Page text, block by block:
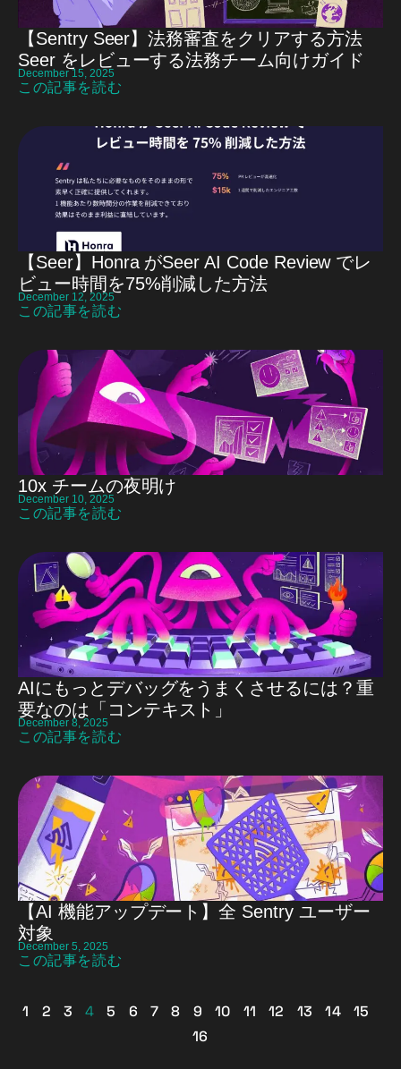
【Sentry Seer】法務審査をクリアする方法
Seer をレビューする法務チーム向けガイド
December 15, 2025
この記事を読む
【Seer】Honra がSeer AI Code Review でレ
ビュー時間を75%削減した方法
December 12, 2025
この記事を読む
10x チームの夜明け
December 10, 2025
この記事を読む
AIにもっとデバッグをうまくさせるには？重
要なのは「コンテキスト」
December 8, 2025
この記事を読む
【AI 機能アップデート】全 Sentry ユーザー
対象
December 5, 2025
この記事を読む
1 2 3 4 5 6 7 8 9 10 11 12 13 14
15
16